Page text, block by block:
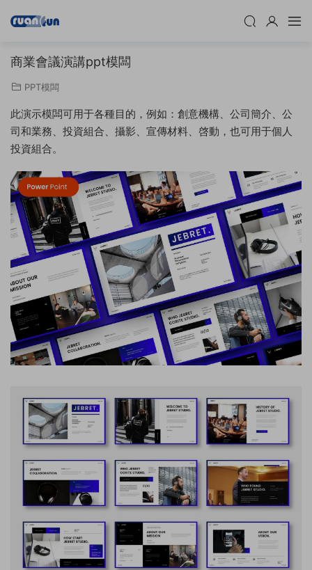
商業會議演講ppt模闆
PPT模闆
此演示模闆可用于各種目的，例如：創意機構、公司簡介、公
司和業務、投資組合、攝影、宣傳材料、啓動，也可用于個人
投資組合。